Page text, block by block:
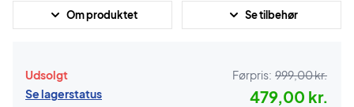
Om produktet Se tilbehør
Udsolgt
Se lagerstatus
Førpris: 999,00 kr.
479,00 kr.